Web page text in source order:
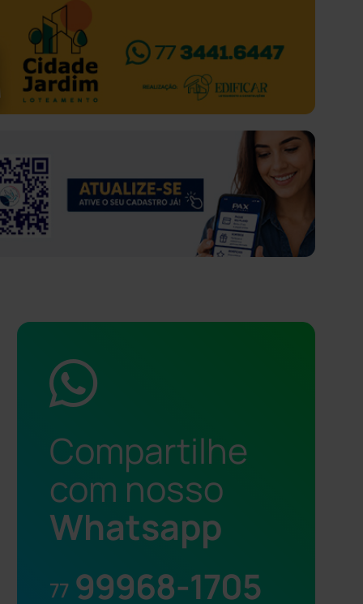
Compartilhe
com nosso
Whatsapp
77 99968-1705